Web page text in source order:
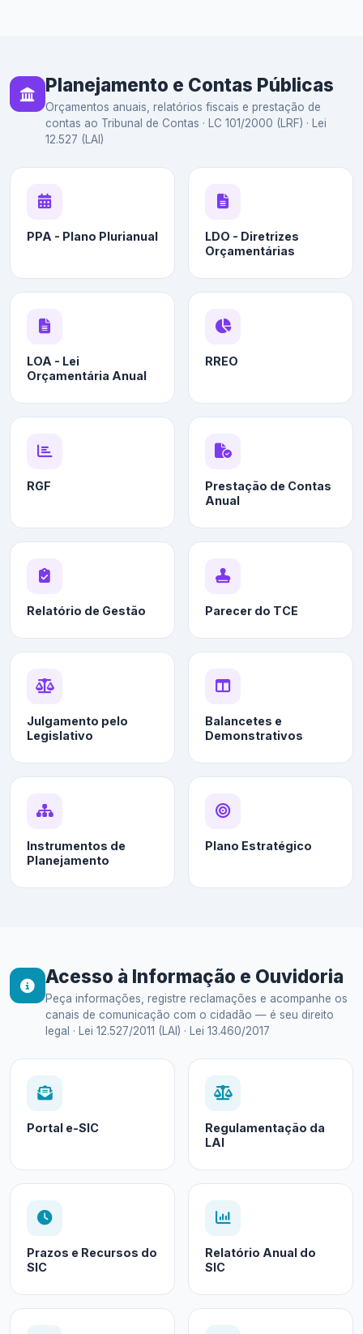
Planejamento e Contas Públicas
Orçamentos anuais, relatórios fiscais e prestação de
contas ao Tribunal de Contas · LC 101/2000 (LRF) · Lei
12.527 (LAI)
PPA - Plano Plurianual
LDO - Diretrizes
Orçamentárias
LOA - Lei
Orçamentária Anual
RREO
RGF
Prestação de Contas
Anual
Relatório de Gestão Parecer do TCE
Julgamento pelo
Legislativo
Balancetes e
Demonstrativos
Instrumentos de
Planejamento
Plano Estratégico
Acesso à Informação e Ouvidoria
Peça informações, registre reclamações e acompanhe os
canais de comunicação com o cidadão — é seu direito
legal · Lei 12.527/2011 (LAI) · Lei 13.460/2017
Portal e-SIC
Regulamentação da
LAI
Prazos e Recursos do
SIC
Relatório Anual do
SIC